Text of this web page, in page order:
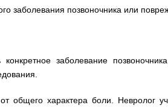
заболевания позвоночника или
заболевание
общего характера боли. Невролог